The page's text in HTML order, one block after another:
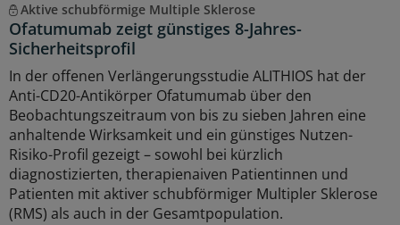
Aktive schubförmige Multiple Sklerose
Ofatumumab zeigt günstiges 8-Jahres-
Sicherheitsprofil
In der offenen Verlängerungsstudie ALITHIOS hat der
Anti-CD20-Antikörper Ofatumumab über den
Beobachtungszeitraum von bis zu sieben Jahren eine
anhaltende Wirksamkeit und ein günstiges Nutzen-
Risiko-Profil gezeigt – sowohl bei kürzlich
diagnostizierten, therapienaiven Patientinnen und
Patienten mit aktiver schubförmiger Multipler Sklerose
(RMS) als auch in der Gesamtpopulation.